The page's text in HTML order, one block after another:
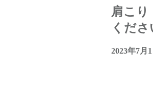
肩こ
くだ
2023年7月1